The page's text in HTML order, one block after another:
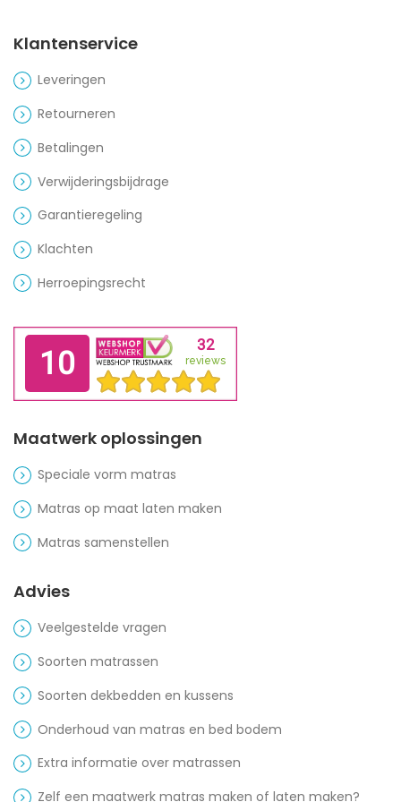
Klantenservice
Leveringen
Retourneren
Betalingen
Verwijderingsbijdrage
Garantieregeling
Klachten
Herroepingsrecht
Maatwerk oplossingen
Speciale vorm matras
Matras op maat laten maken
Matras samenstellen
Advies
Veelgestelde vragen
Soorten matrassen
Soorten dekbedden en kussens
Onderhoud van matras en bed bodem
Extra informatie over matrassen
Zelf een maatwerk matras maken of laten maken?